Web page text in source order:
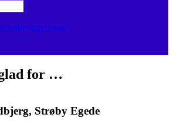
for …
Strøby Egede